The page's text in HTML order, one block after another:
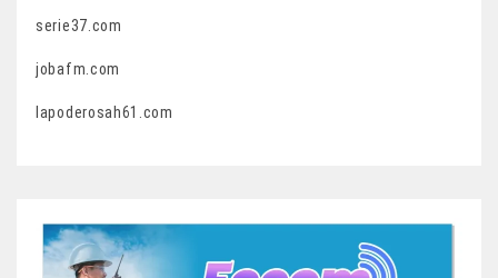
serie37.com
jobafm.com
lapoderosah61.com